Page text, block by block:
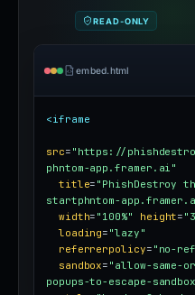
READ-ONLY
embed.html
<iframe
src= "https://
phntom-app.framer.ai"
title= "PhishDestroy
startphntom-
width= "100%" height=
loading= "lazy"
referrerpolicy= "no-
sandbox= "allow-same-
popups-to-escape-